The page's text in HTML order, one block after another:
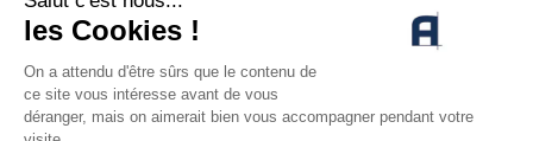
MENTIONS LEGALES
POLITIQUE DE CONFIDENTIALITÉ
CONTACTEZ-NOUS !